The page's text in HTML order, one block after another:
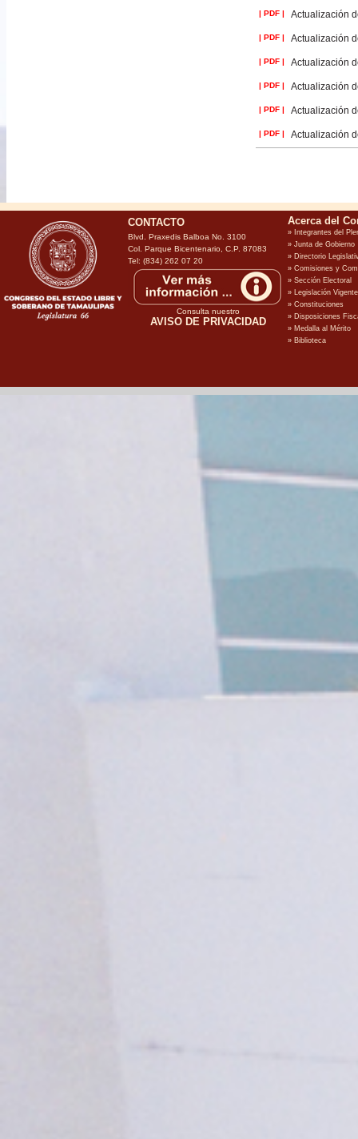
| PDF | Actualización
| PDF | Actualización
| PDF | Actualización
| PDF | Actualización
| PDF | Actualización
| PDF | Actualización
CONTACTO
Blvd. Praxedis Balboa No. 3100
Col. Parque Bicentenario, C.P. 87083
Tel: (834) 262 07 20
Consulta nuestro
AVISO DE PRIVACIDAD